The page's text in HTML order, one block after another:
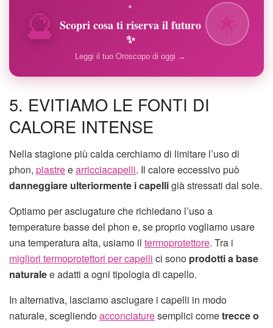
🔮 ✦
Scopri cosa ti riserva il futuro
✨
Leggi il tuo Oroscopo di oggi →
5. EVITIAMO LE FONTI DI
CALORE INTENSE
Nella stagione più calda cerchiamo di limitare l’uso di
phon, piastreearricciacapelli. Il calore eccessivo può
danneggiare ulteriormente i capelligià stressati dal sole.
Optiamo per asciugature che richiedano l’uso a
temperature basse del phon e, se proprio vogliamo usare
una temperatura alta, usiamo il termoprotettore. Tra i
migliori termoprotettori per capelli ci sono prodotti a base
naturalee adatti a ogni tipologia di capello.
In alternativa, lasciamo asciugare i capelli in modo
naturale, scegliendoacconciaturesemplici cometrecce o